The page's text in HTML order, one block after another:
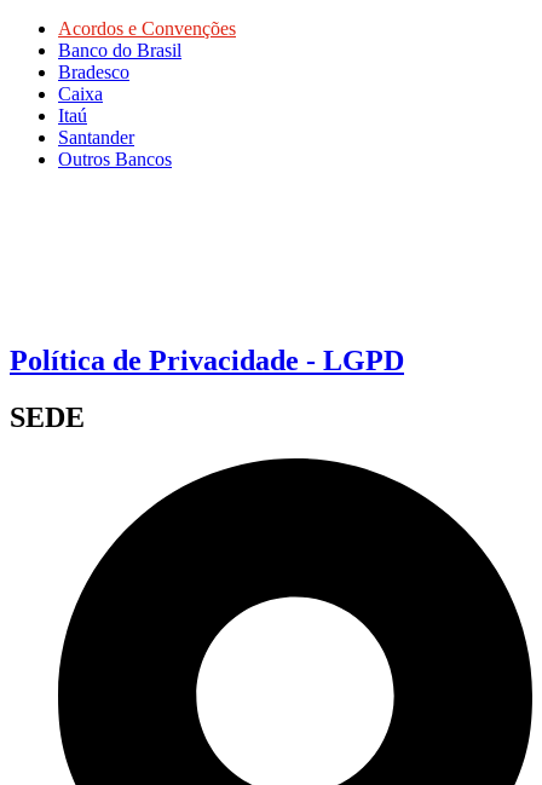
Acordos e Convenções
Banco do Brasil
Bradesco
Caixa
Itaú
Santander
Outros Bancos
Política de Privacidade - LGPD
SEDE